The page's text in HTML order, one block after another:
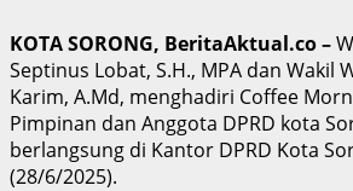
KOTA SORONG, BeritaAktual.co –
Septinus Lobat, S.H., MPA dan Wakil
Karim, A.Md, menghadiri Coffee
Pimpinan dan Anggota DPRD kota
berlangsung di Kantor DPRD Kota
(28/6/2025).